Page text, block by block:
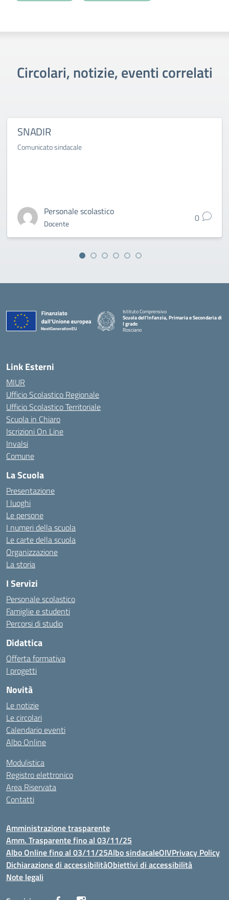
Circolari, notizie, eventi correlati
SNADIR
Comunicato sindacale
Personale scolastico
Docente 0
Istituto Comprensivo
Scuola dell'infanzia, Primaria e Secondaria di
I grado
Rosciano
Link Esterni
MIUR
Ufficio Scolastico Regionale
Ufficio Scolastico Territoriale
Scuola in Chiaro
Iscrizioni On Line
Invalsi
Comune
La Scuola
Presentazione
I luoghi
Le persone
I numeri della scuola
Le carte della scuola
Organizzazione
La storia
I Servizi
Personale scolastico
Famiglie e studenti
Percorsi di studio
Didattica
Offerta formativa
I progetti
Novità
Le notizie
Le circolari
Calendario eventi
Albo Online
Modulistica
Registro elettronico
Area Riservata
Contatti
Amministrazione trasparente
Amm. Trasparente fino al 03/11/25
Albo Online fino al 03/11/25Albo sindacaleOIVPrivacy Policy
Dichiarazione di accessibilitàObiettivi di accessibilità
Note legali